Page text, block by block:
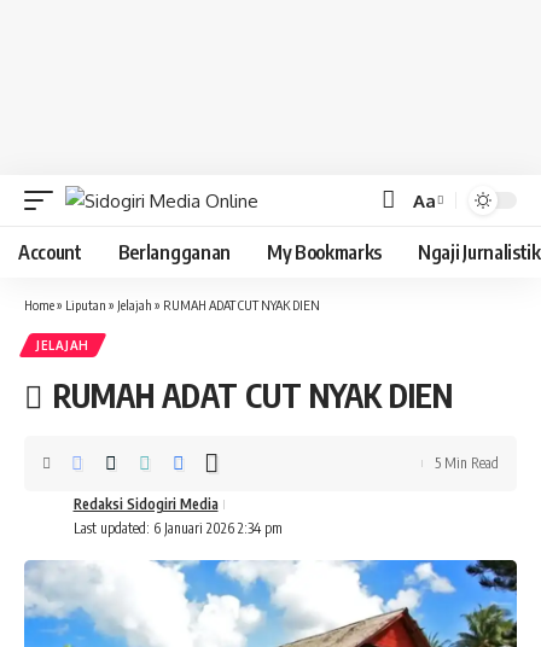
Font
Resizer
Aa
Account Berlangganan My Bookmarks Ngaji Jurnalistik
Home» Liputan » Jelajah » RUMAH ADAT CUT NYAK DIEN
JELAJAH
RUMAH ADAT CUT NYAK DIEN
Last updated: 6 Januari 2026 2:34 pm
Redaksi Sidogiri Media
5 Min Read